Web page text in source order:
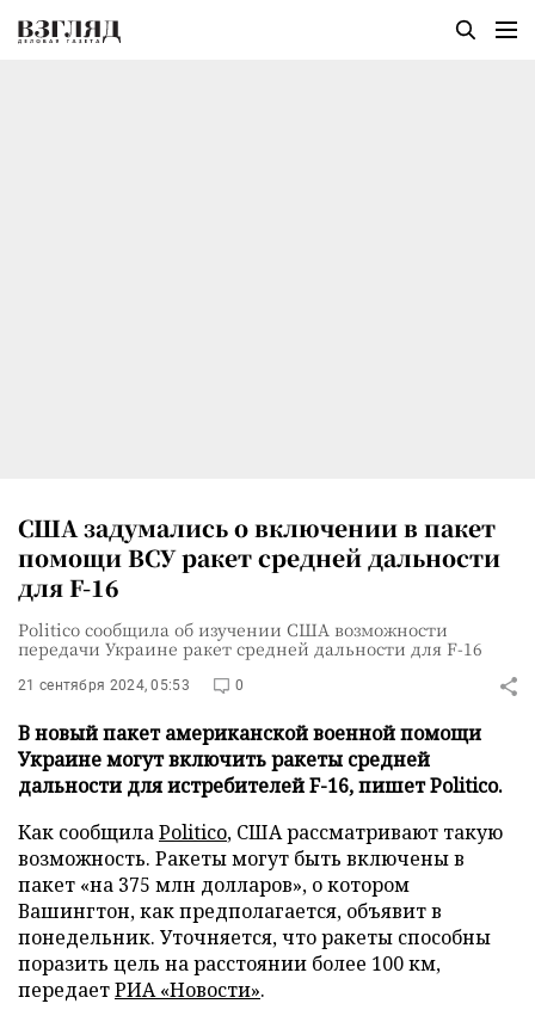
США задумались о включении в пакет
помощи ВСУ ракет средней дальности
для F-16
Politico сообщила об изучении США возможности
передачи Украине ракет средней дальности для F-16
21 сентября 2024, 05:53 0
В новый пакет американской военной помощи
Украине могут включить ракеты средней
дальности для истребителей F-16, пишет Politico.
Как сообщилаPolitico, США рассматривают такую
возможность. Ракеты могут быть включены в
пакет «на 375 млн долларов», о котором
Вашингтон, как предполагается, объявит в
понедельник. Уточняется, что ракеты способны
поразить цель на расстоянии более 100 км,
передаетРИА «Новости».